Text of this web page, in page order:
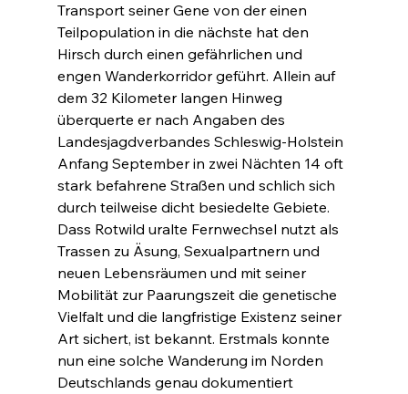
Transport seiner Gene von der einen
Teilpopulation in die nächste hat den
Hirsch durch einen gefährlichen und
engen Wanderkorridor geführt. Allein auf
dem 32 Kilometer langen Hinweg
überquerte er nach Angaben des
Landesjagdverbandes Schleswig-Holstein
Anfang September in zwei Nächten 14 oft
stark befahrene Straßen und schlich sich
durch teilweise dicht besiedelte Gebiete.
Dass Rotwild uralte Fernwechsel nutzt als
Trassen zu Äsung, Sexualpartnern und
neuen Lebensräumen und mit seiner
Mobilität zur Paarungszeit die genetische
Vielfalt und die langfristige Existenz seiner
Art sichert, ist bekannt. Erstmals konnte
nun eine solche Wanderung im Norden
Deutschlands genau dokumentiert